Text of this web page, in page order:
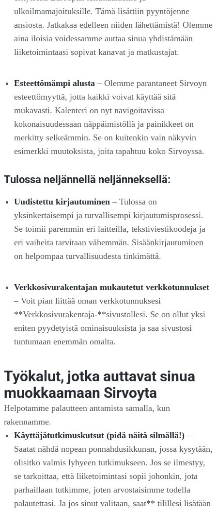
ulkoilmamajoituksille. Tämä lisättiin pyyntöjenne
ansiosta. Jatkakaa edelleen niiden lähettämistä! Olemme
aina iloisia voidessamme auttaa sinua yhdistämään
liiketoimintaasi sopivat kanavat ja matkustajat.
Esteettömämpi alusta – Olemme parantaneet Sirvoyn
esteettömyyttä, jotta kaikki voivat käyttää sitä
mukavasti. Kalenteri on nyt navigoitavissa
kokonaisuudessaan näppäimistöllä ja painikkeet on
merkitty selkeämmin. Se on kuitenkin vain näkyvin
esimerkki muutoksista, joita tapahtuu koko Sirvoyssa.
Tulossa neljännellä neljänneksellä:
Uudistettu kirjautuminen– Tulossa on
yksinkertaisempi ja turvallisempi kirjautumisprosessi.
Se toimii paremmin eri laitteilla, tekstiviestikoodeja ja
eri vaiheita tarvitaan vähemmän. Sisäänkirjautuminen
on helpompaa turvallisuudesta tinkimättä.
Verkkosivurakentajan mukautetut verkkotunnukset
– Voit pian liittää oman verkkotunnuksesi
**Verkkosivurakentaja-**sivustollesi. Se on ollut yksi
eniten pyydetyistä ominaisuuksista ja saa sivustosi
tuntumaan enemmän omalta.
Työkalut, jotka auttavat sinua
muokkaamaan Sirvoyta
Helpotamme palautteen antamista samalla, kun
rakennamme.
Käyttäjätutkimuskutsut (pidä näitä silmällä!)–
Saatat nähdä nopean ponnahdusikkunan, jossa kysytään,
olisitko valmis lyhyeen tutkimukseen. Jos se ilmestyy,
se tarkoittaa, että liiketoimintasi sopii johonkin, jota
parhaillaan tutkimme, joten arvostaisimme todella
palautettasi. Ja jos sinut valitaan, saat** tilillesi lisätään